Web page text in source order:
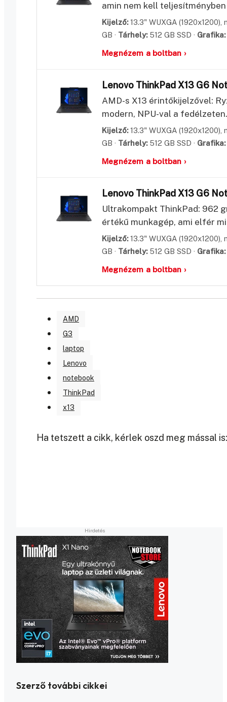
amin nem kell
Kijelző:13.3" WUXGA (1920x1200),
GB · Tárhely:512 GB SSD · Grafika:
Megnézem a boltban ›
Lenovo ThinkPad X13 G6
AMD-s X13 érintőkijelzővel:
modern, NPU-val a fedélzeten.
Kijelző:13.3" WUXGA (1920x1200),
GB · Tárhely:512 GB SSD · Grafika:
Megnézem a boltban ›
Lenovo ThinkPad X13 G6
Ultrakompakt ThinkPad: 962
értékű munkagép, ami elfér
Kijelző:13.3" WUXGA (1920x1200),
GB · Tárhely:512 GB SSD · Grafika:
Megnézem a boltban ›
AMD
G3
laptop
Lenovo
notebook
ThinkPad
x13
Ha tetszett a cikk, kérlek oszd meg mással is:
Szerző további cikkei